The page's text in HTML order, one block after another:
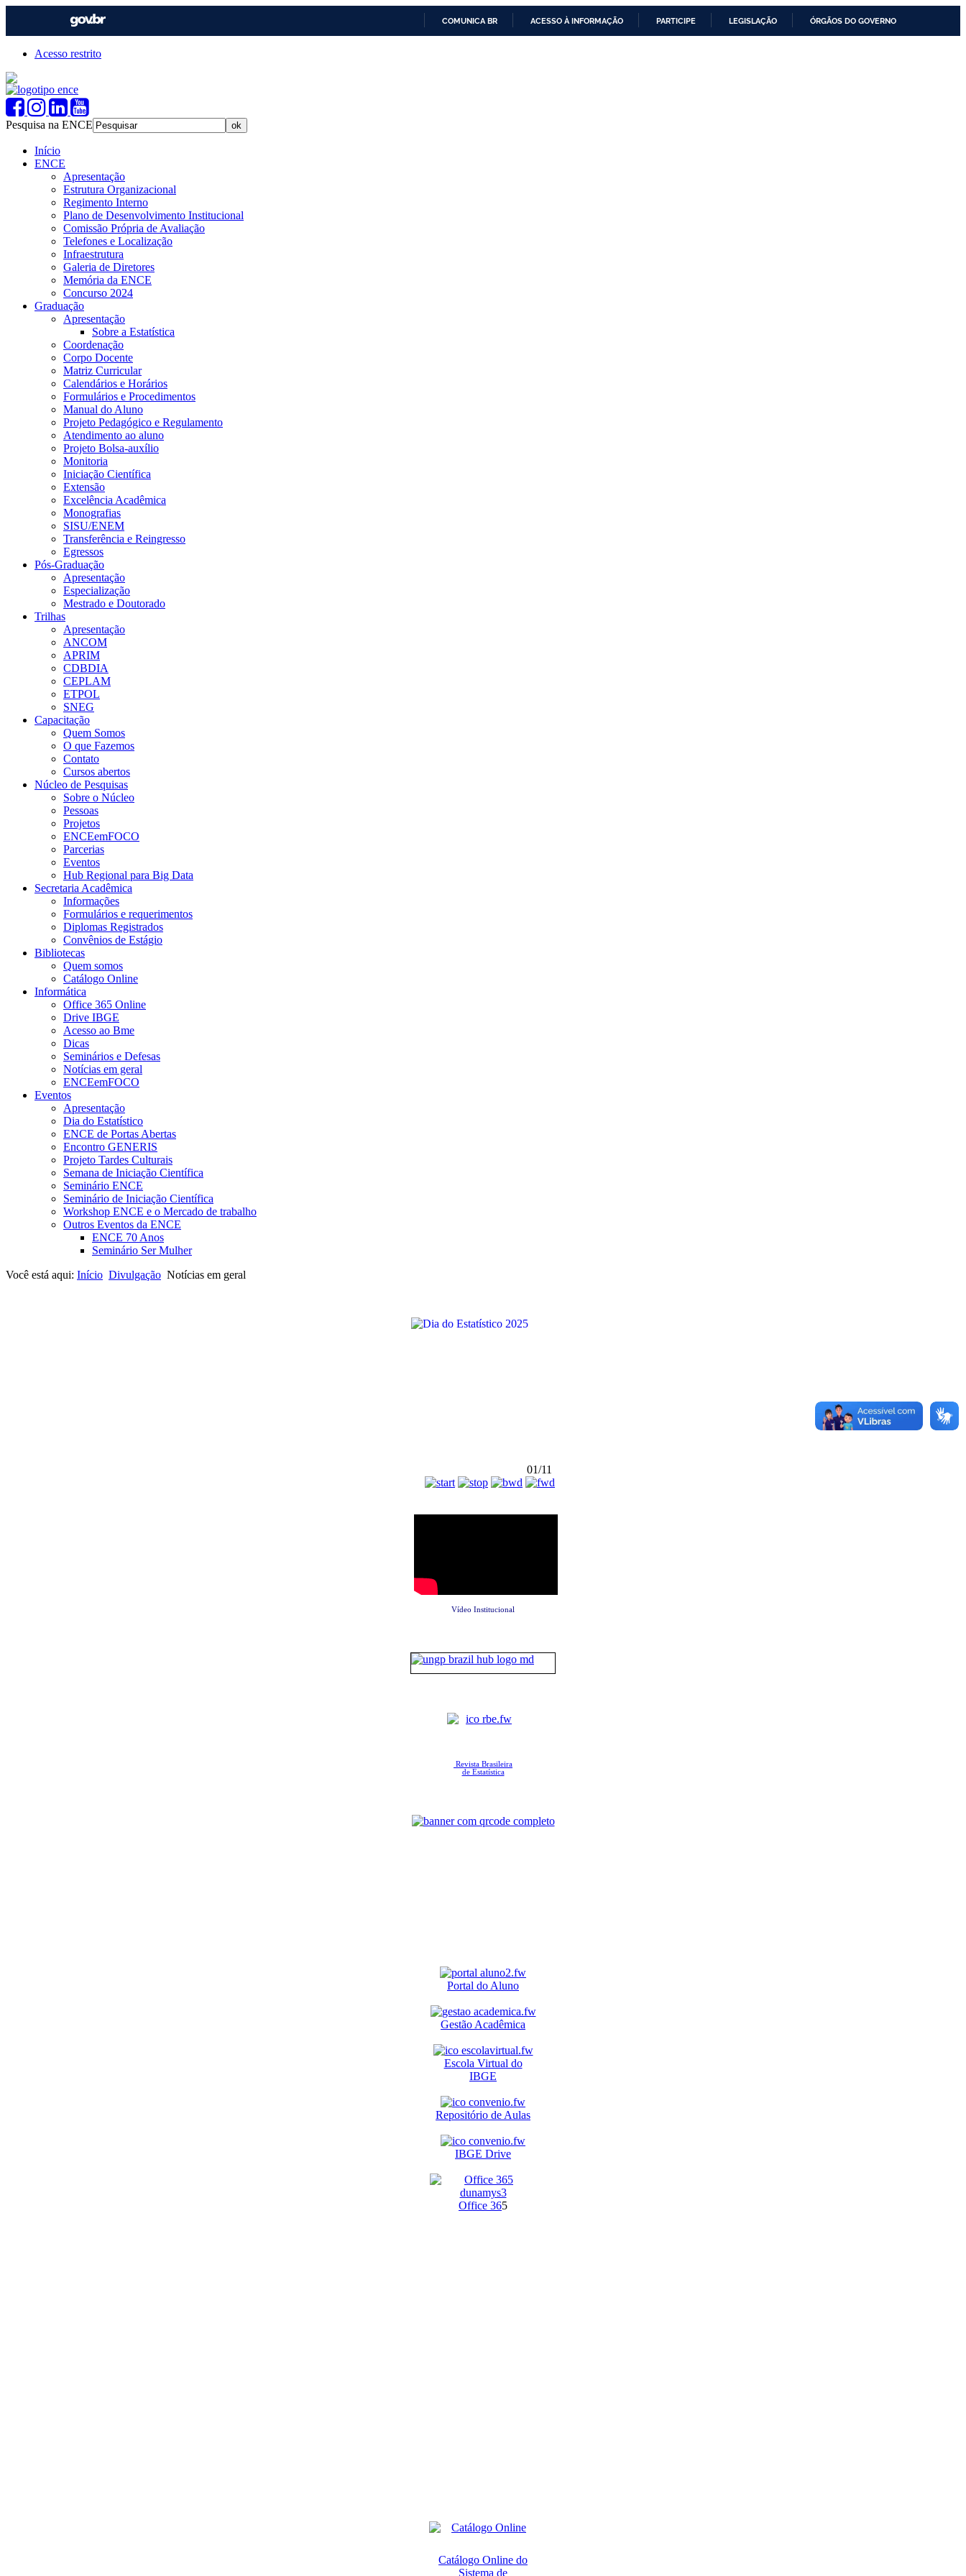
COMUNICA BR ACESSO À INFORMAÇÃO PARTICIPE LEGISLAÇÃO ÓRGÃOS DO GOVERNO
Acesso restrito
Pesquisa na ENCE
Início
ENCE
Apresentação
Estrutura Organizacional
Regimento Interno
Plano de Desenvolvimento Institucional
Comissão Própria de Avaliação
Telefones e Localização
Infraestrutura
Galeria de Diretores
Memória da ENCE
Concurso 2024
Graduação
Apresentação
Sobre a Estatística
Coordenação
Corpo Docente
Matriz Curricular
Calendários e Horários
Formulários e Procedimentos
Manual do Aluno
Projeto Pedagógico e Regulamento
Atendimento ao aluno
Projeto Bolsa-auxílio
Monitoria
Iniciação Científica
Extensão
Excelência Acadêmica
Monografias
SISU/ENEM
Transferência e Reingresso
Egressos
Pós-Graduação
Apresentação
Especialização
Mestrado e Doutorado
Trilhas
Apresentação
ANCOM
APRIM
CDBDIA
CEPLAM
ETPOL
SNEG
Capacitação
Quem Somos
O que Fazemos
Contato
Cursos abertos
Núcleo de Pesquisas
Sobre o Núcleo
Pessoas
Projetos
ENCEemFOCO
Parcerias
Eventos
Hub Regional para Big Data
Secretaria Acadêmica
Informações
Formulários e requerimentos
Diplomas Registrados
Convênios de Estágio
Bibliotecas
Quem somos
Catálogo Online
Informática
Office 365 Online
Drive IBGE
Acesso ao Bme
Dicas
Seminários e Defesas
Notícias em geral
ENCEemFOCO
Eventos
Apresentação
Dia do Estatístico
ENCE de Portas Abertas
Encontro GENERIS
Projeto Tardes Culturais
Semana de Iniciação Científica
Seminário ENCE
Seminário de Iniciação Científica
Workshop ENCE e o Mercado de trabalho
Outros Eventos da ENCE
ENCE 70 Anos
Seminário Ser Mulher
Você está aqui: Início Divulgação Notícias em geral
01/11
Vídeo Institucional
Revista Brasileira
de Estatística
Portal do Aluno
Gestão Acadêmica
Escola Virtual do
IBGE
Repositório de Aulas
IBGE Drive
Office 365
Catálogo Online do
Sistema de